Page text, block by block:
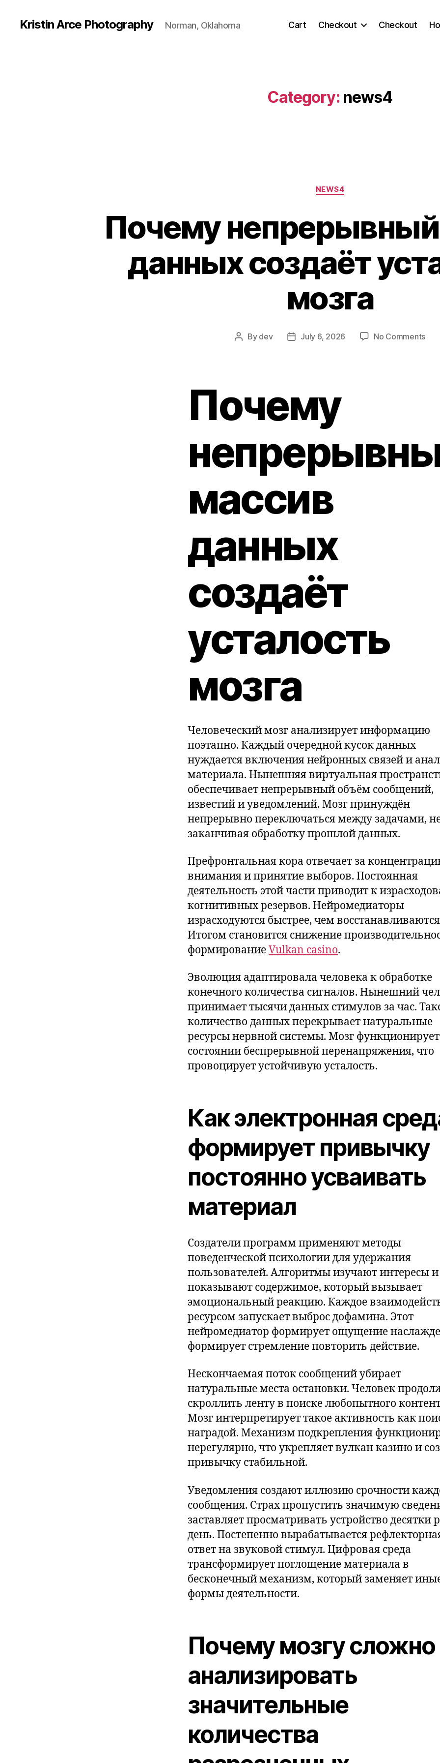
Kristin Arce Photography Norman, Oklahoma Cart Checkout Checkout
Category: news4
Categories
NEWS4
Почему
данных создаёт
мозга
Post
By dev
PostJuly 6, 2026 No Commentson
Почему
массив
данных
создаёт
усталость
мозга
Человеческий мозг анализирует информацию
поэтапно. Каждый очередной кусок данных
нуждается включения нейронных связей и
материала. Нынешняя виртуальная
обеспечивает непрерывный объём сообщений,
известий и уведомлений. Мозг принуждён
непрерывно переключаться между задачами,
заканчивая обработку прошлой данных.
Префронтальная кора отвечает за
внимания и принятие выборов. Постоянная
деятельность этой части приводит к
когнитивных резервов. Нейромедиаторы
израсходуются быстрее, чем
Итогом становится снижение
формированиеVulkan casino.
Эволюция адаптировала человека к обработке
конечного количества сигналов. Нынешний
принимает тысячи данных стимулов за час.
количество данных перекрывает натуральные
ресурсы нервной системы. Мозг
состоянии беспрерывной перенапряжения, что
провоцирует устойчивую усталость.
Как электронная
формирует привычку
постоянно усваивать
материал
Создатели программ применяют методы
поведенческой психологии для удержания
пользователей. Алгоритмы изучают интересы и
показывают содержимое, который вызывает
эмоциональный реакцию. Каждое
ресурсом запускает выброс дофамина. Этот
нейромедиатор формирует ощущение
формирует стремление повторить действие.
Нескончаемая поток сообщений убирает
натуральные места остановки. Человек
скроллить ленту в поиске любопытного
Мозг интерпретирует такое активность как
наградой. Механизм подкрепления
нерегулярно, что укрепляет вулкан казино и
привычку стабильной.
Уведомления создают иллюзию срочности
сообщения. Страх пропустить значимую
заставляет просматривать устройство десятки
день. Постепенно вырабатывается
ответ на звуковой стимул. Цифровая среда
трансформирует поглощение материала в
бесконечный механизм, который заменяет
формы деятельности.
Почему мозгу сложно
анализировать
значительные
количества